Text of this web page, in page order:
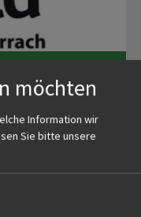
richtige Wahl
Herkunft,
gesund.
natürlichen
Wildbahn und
Es frisst nur das
möchten
Information wir
Sie bitte unsere